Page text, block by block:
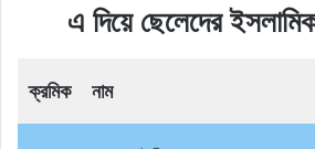
এ দিয়ে ছেলেদের
ক্রমিক নাম